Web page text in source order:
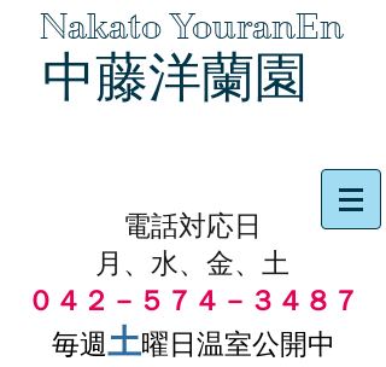
Nakato YouranEn
中藤洋蘭園
電話対応日
月、水、金、土
０４２－５７４－３４８７
毎週土曜日温室公開中